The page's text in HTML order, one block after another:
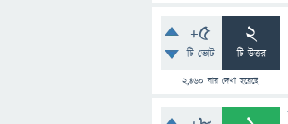
+5
টি ভোট
2
টি উত্তর
2,460 বার দেখা হয়েছে